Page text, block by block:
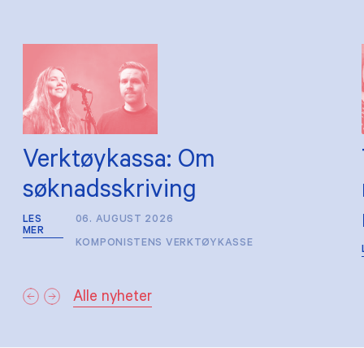
Verktøykassa: Om
søknadsskriving
LES
MER
06. AUGUST 2026
KOMPONISTENS VERKTØYKASSE
Alle nyheter